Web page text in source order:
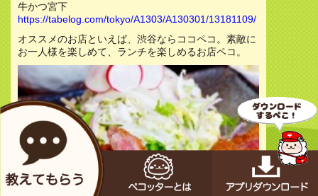
牛かつ宮下
https://tabelog.com/tokyo/A1303/A130301/13181109/
オススメのお店といえば、渋谷ならココペコ。素敵に
お一人様を楽しめて、ランチを楽しめるお店ペコ。